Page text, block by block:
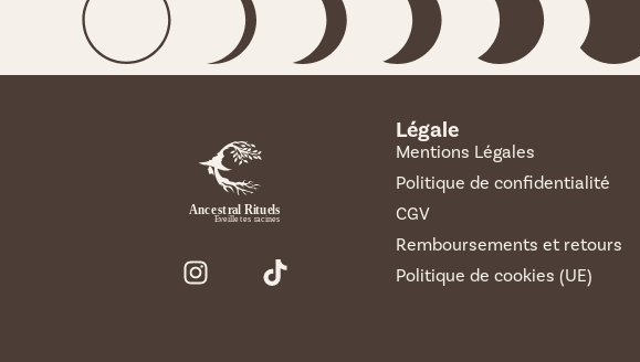
Légale
Mentions Légales
Politique de confidentialité
CGV
Remboursements et retours
Politique de cookies (UE)